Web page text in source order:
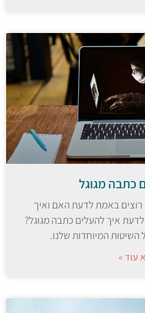
כתבה מגוגל
רוצים באמת לדעת האם ואיך
איך להעלים כתבה מגוגל?
השיטות המיוחדות שלנו.
עוד »